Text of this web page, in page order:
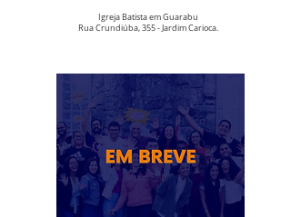
Igreja Batista em Guarabu
Rua Crundiúba, 355 - Jardim Carioca.